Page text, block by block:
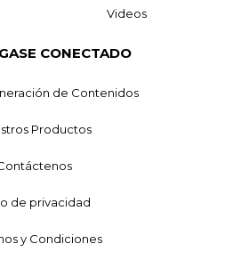
Videos
CONECTADO
de Contenidos
Productos
de privacidad
y Condiciones